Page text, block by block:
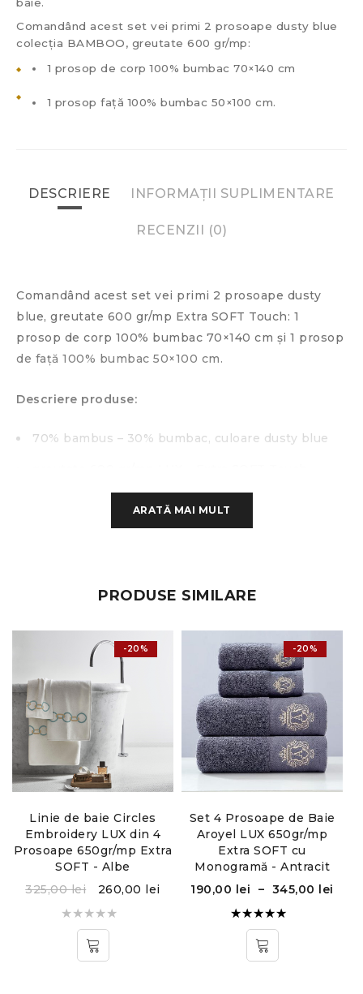
baie.
Comandând acest set vei primi 2 prosoape dusty blue
colecția BAMBOO, greutate 600 gr/mp:
1 prosop de corp 100% bumbac 70×140 cm
1 prosop față 100% bumbac 50×100 cm.
DESCRIERE INFORMAȚII SUPLIMENTARE
RECENZII (0)
Comandând acest set vei primi 2 prosoape dusty
blue, greutate 600 gr/mp Extra SOFT Touch: 1
prosop de corp 100% bumbac 70×140 cm și 1 prosop
de față 100% bumbac 50×100 cm.
Descriere produse:
70% bambus – 30% bumbac, culoare dusty blue
Dimensiunile prosoapelor sunt:
Temperatura recomandată de spălare 40°C
ARATĂ MAI MULT
PRODUSE SIMILARE
-20%
Linie de baie Circles
Embroidery LUX din 4
Prosoape 650gr/mp Extra
SOFT - Albe
325,00lei 260,00 lei
-20%
Set 4 Prosoape de Baie
Aroyel LUX 650gr/mp
Extra SOFT cu
Monogramă - Antracit
190,00 lei – 345,00 lei
Evaluat la
5.00din
5